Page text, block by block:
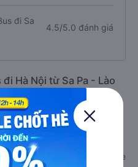
đi Sa
4.5/5.0 đánh giá
Hà Nội từ Sa Pa - Lào
là 4.5/5 xe Sapa Group
chất lượng Trung bình
trên trải nghiệm của
đ và các tiện ích trên xe